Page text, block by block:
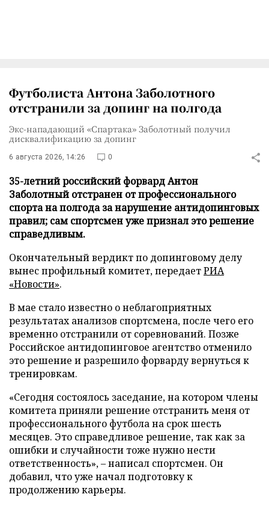
Футболиста Антона Заболотного
отстранили за допинг на полгода
Экс-нападающий «Спартака» Заболотный получил
дисквалификацию за допинг
6 августа 2026, 14:26 0
35-летний российский форвард Антон
Заболотный отстранен от профессионального
спорта на полгода за нарушение антидопинговых
правил; сам спортсмен уже признал это решение
справедливым.
Окончательный вердикт по допинговому делу
вынес профильный комитет, передаетРИА
«Новости».
В мае стало известно о неблагоприятных
результатах анализов спортсмена, после чего его
временно отстранили от соревнований. Позже
Российское антидопинговое агентство отменило
это решение и разрешило форварду вернуться к
тренировкам.
«Сегодня состоялось заседание, на котором члены
комитета приняли решение отстранить меня от
профессионального футбола на срок шесть
месяцев. Это справедливое решение, так как за
ошибки и случайности тоже нужно нести
ответственность», – написал спортсмен. Он
добавил, что уже начал подготовку к
продолжению карьеры.